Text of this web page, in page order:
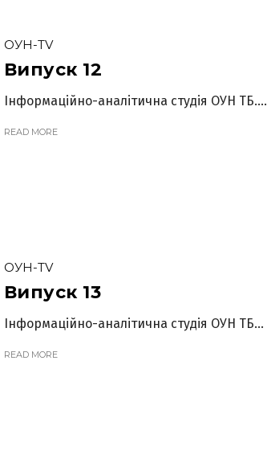
ОУН-TV
Випуск 12
Інформаційно-аналітична студія ОУН ТБ....
READ MORE
ОУН-TV
Випуск 13
Інформаційно-аналітична студія ОУН ТБ...
READ MORE